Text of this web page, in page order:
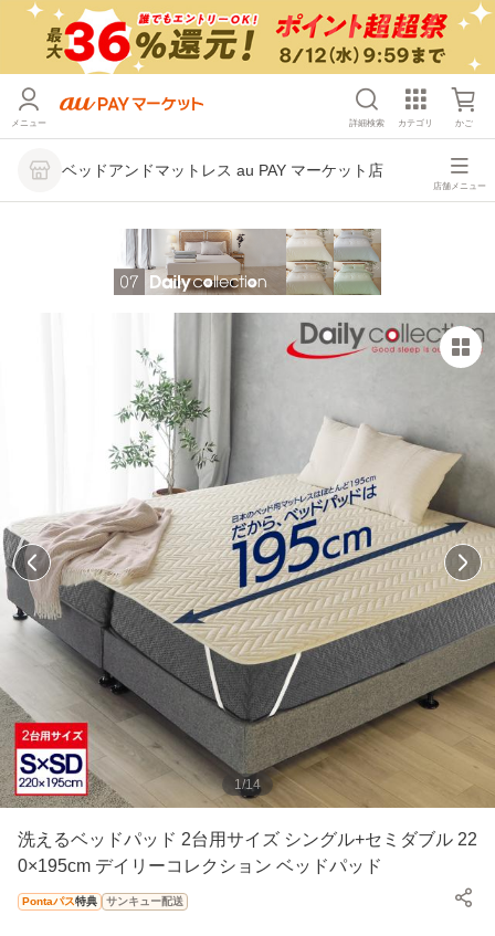
メニュー 詳細検索 カテゴリ かご
ベッドアンドマットレス au PAY マーケット店
店舗メニュー
1/14
洗えるベッドパッド 2台用サイズ シングル+セミダブル 22
0×195cm デイリーコレクション ベッドパッド
Pontaパス特典 サンキュー配送